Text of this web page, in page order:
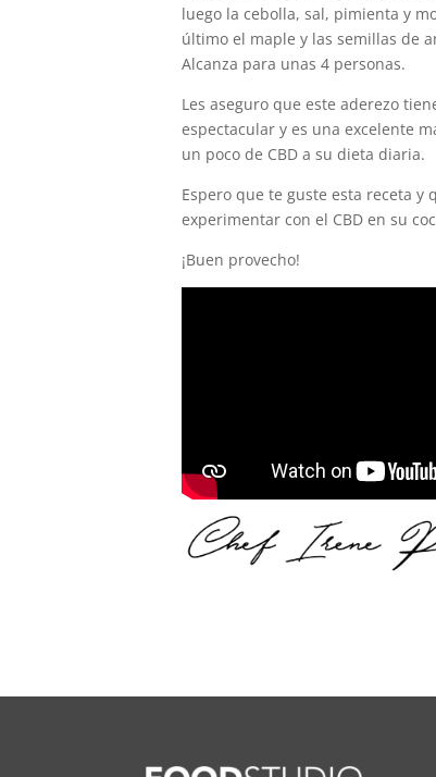
luego la cebolla, sal, pimienta y
último el maple y las semillas de
Alcanza para unas 4 personas.
Les aseguro que este aderezo
espectacular y es una excelente
un poco de CBD a su dieta diaria.
Espero que te guste esta receta y
experimentar con el CBD en su
¡Buen provecho!